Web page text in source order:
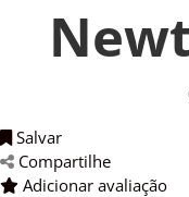
Salvar
Compartilhe
Adicionar avaliação